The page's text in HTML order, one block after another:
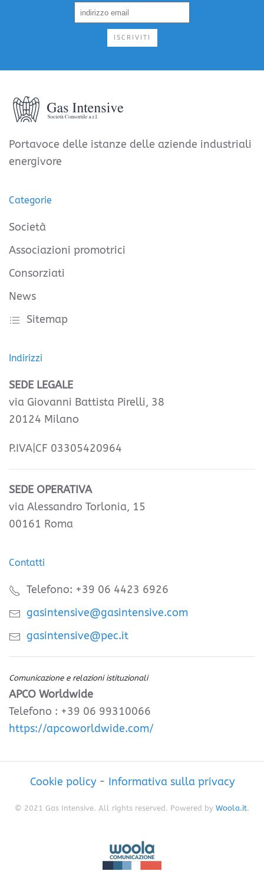
ISCRIVITI
Portavoce delle istanze delle aziende industriali
energivore
Categorie
Società
Associazioni promotrici
Consorziati
News
Sitemap
Indirizzi
SEDE LEGALE
via Giovanni Battista Pirelli, 38
20124 Milano
P.IVA|CF 03305420964
SEDE OPERATIVA
via Alessandro Torlonia, 15
00161 Roma
Contatti
Telefono: +39 06 4423 6926
gasintensive@gasintensive.com
gasintensive@pec.it
Comunicazione e relazioni istituzionali
APCO Worldwide
Telefono : +39 06 99310066
https://apcoworldwide.com/
Cookie policy- Informativa sulla privacy
© 2021 Gas Intensive. All rights reserved. Powered by Woola.it.